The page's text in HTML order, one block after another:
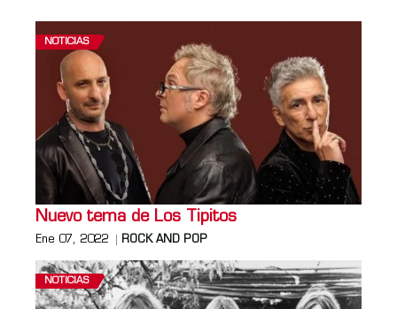
NOTICIAS
Nuevo tema de Los Tipitos
Ene 07, 2022 ROCK AND POP
NOTICIAS